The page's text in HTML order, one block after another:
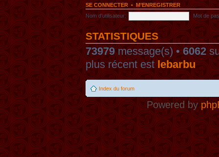
SE CONNECTER•M’ENREGISTRER
Nom d’utilisateur:
Mot de
STATISTIQUES
73979message(s) •6062
plus récent estlebarbu
Index du forum
Powered by